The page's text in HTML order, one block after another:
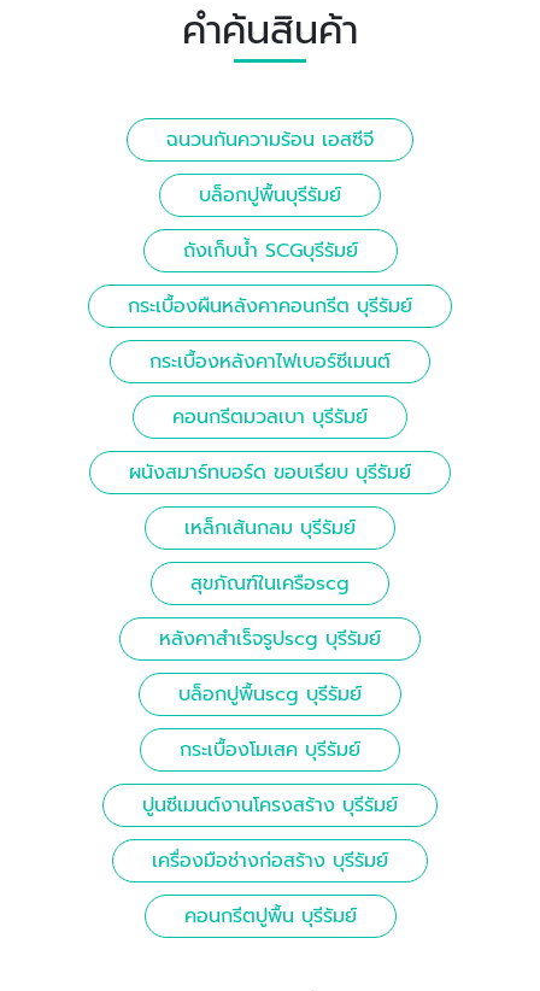
คำค้นสินค้า
ฉนวนกันความร้อน เอสซีจี
บล็อกปูพื้นบุรีรัมย์
ถังเก็บน้ำ SCGบุรีรัมย์
กระเบื้องผืนหลังคาคอนกรีต บุรีรัมย์
กระเบื้องหลังคาไฟเบอร์ซีเมนต์
คอนกรีตมวลเบา บุรีรัมย์
ผนังสมาร์ทบอร์ด ขอบเรียบ บุรีรัมย์
เหล็กเส้นกลม บุรีรัมย์
สุขภัณฑ์ในเครือscg
หลังคาสำเร็จรูปscg บุรีรัมย์
บล็อกปูพื้นscg บุรีรัมย์
กระเบื้องโมเสค บุรีรัมย์
ปูนซีเมนต์งานโครงสร้าง บุรีรัมย์
เครื่องมือช่างก่อสร้าง บุรีรัมย์
คอนกรีตปูพื้น บุรีรัมย์